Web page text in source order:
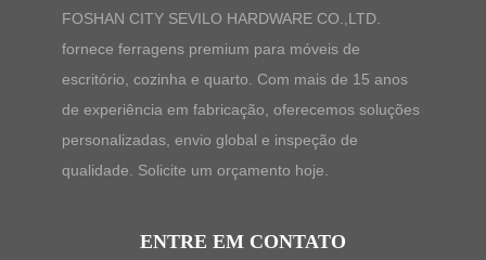
FOSHAN CITY SEVILO HARDWARE CO.,LTD.
fornece ferragens premium para móveis de
escritório, cozinha e quarto. Com mais de 15 anos
de experiência em fabricação, oferecemos soluções
personalizadas, envio global e inspeção de
qualidade. Solicite um orçamento hoje.
ENTRE EM CONTATO